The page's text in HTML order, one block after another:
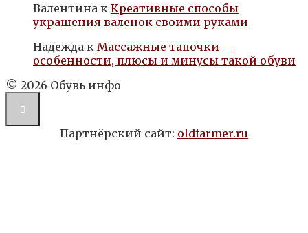
Валентина к Креативные способы
украшения валенок своими руками
Надежда к Массажные тапочки —
особенности, плюсы и минусы такой обуви
© 2026 Обувь инфо
Партнёрский сайт: oldfarmer.ru